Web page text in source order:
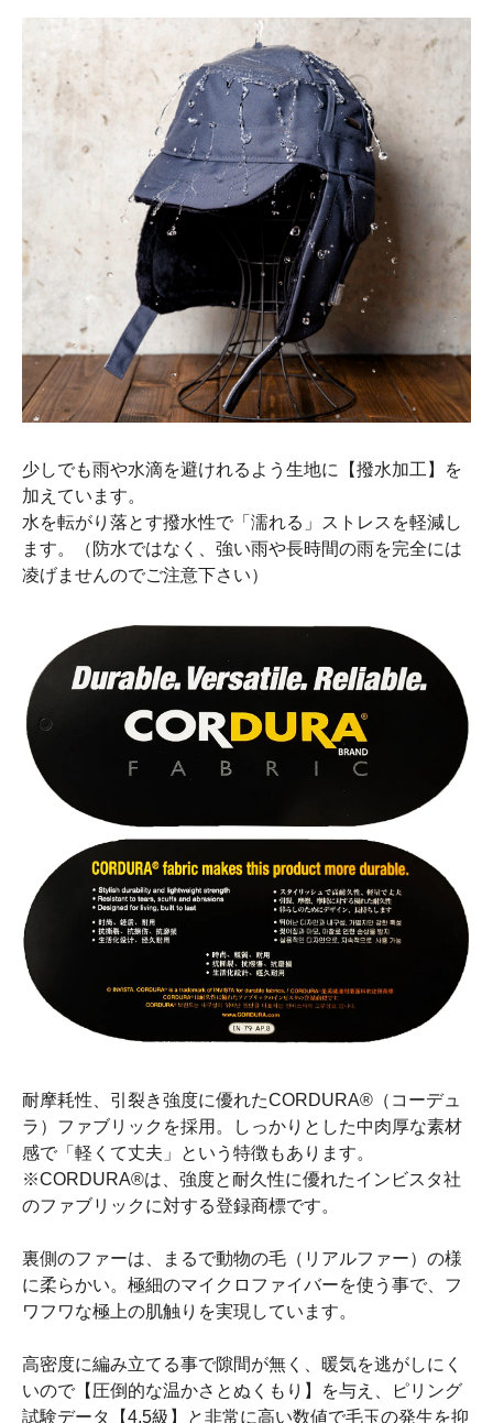
少しでも雨や水滴を避けれるよう生地に【撥水加工】を
加えています。
水を転がり落とす撥水性で「濡れる」ストレスを軽減し
ます。（防水ではなく、強い雨や長時間の雨を完全には
凌げませんのでご注意下さい）
耐摩耗性、引裂き強度に優れたCORDURA®（コーデュ
ラ）ファブリックを採用。しっかりとした中肉厚な素材
感で「軽くて丈夫」という特徴もあります。
※CORDURA®は、強度と耐久性に優れたインビスタ社
のファブリックに対する登録商標です。
裏側のファーは、まるで動物の毛（リアルファー）の様
に柔らかい。極細のマイクロファイバーを使う事で、フ
ワフワな極上の肌触りを実現しています。
高密度に編み立てる事で隙間が無く、暖気を逃がしにく
いので【圧倒的な温かさとぬくもり】を与え、ピリング
試験データ【4.5級】と非常に高い数値で毛玉の発生を抑